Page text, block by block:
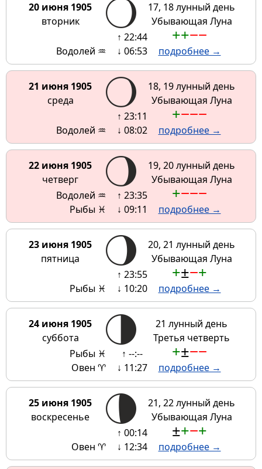
20 июня 1905
вторник
17, 18 лунный день
Убывающая Луна
Водолей ♒
↑ 22:44
↓ 06:53
++−−
подробнее →
21 июня 1905
среда
18, 19 лунный день
Убывающая Луна
Водолей ♒
↑ 23:11
↓ 08:02
+−−−
подробнее →
22 июня 1905
четверг
19, 20 лунный день
Убывающая Луна
Водолей ♒
Рыбы ♓
↑ 23:35
↓ 09:11
+−−−
подробнее →
23 июня 1905
пятница
20, 21 лунный день
Убывающая Луна
Рыбы ♓
↑ 23:55
↓ 10:20
+±−+
подробнее →
24 июня 1905
суббота
21 лунный день
Третья четверть
Рыбы ♓
Овен ♈
↑ --:--
↓ 11:27
+±−−
подробнее →
25 июня 1905
воскресенье
21, 22 лунный день
Убывающая Луна
Овен ♈
↑ 00:14
↓ 12:34
±+−+
подробнее →